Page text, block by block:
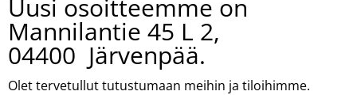
Uusi osoitteemme on
Mannilantie 45 L 2,
04400 Järvenpää.
Olet tervetullut tutustumaan meihin ja tiloihimme.